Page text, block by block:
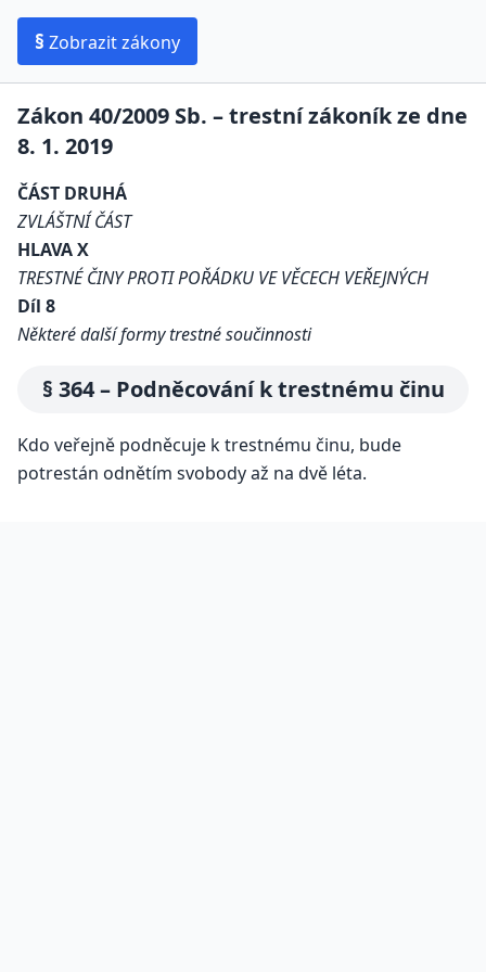
§ Zobrazit zákony
Zákon 40/2009 Sb. – trestní zákoník ze dne
8. 1. 2019
ČÁST DRUHÁ
ZVLÁŠTNÍ ČÁST
HLAVA X
TRESTNÉ ČINY PROTI POŘÁDKU VE VĚCECH VEŘEJNÝCH
Díl 8
Některé další formy trestné součinnosti
§ 364 – Podněcování k trestnému činu
Kdo veřejně podněcuje k trestnému činu, bude
potrestán odnětím svobody až na dvě léta.